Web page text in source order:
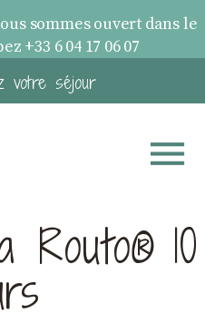
sommes ouvert dans le
+33 6 04 17 06 07
votre séjour
10